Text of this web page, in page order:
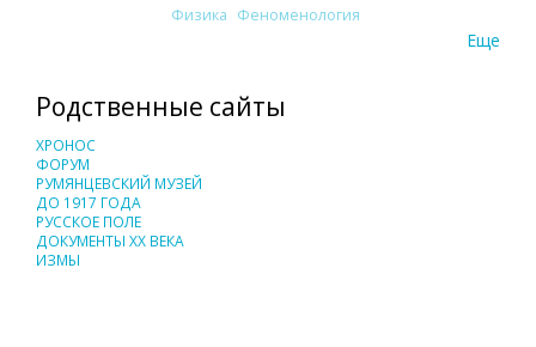
Физика Феноменология
Еще
Родственные сайты
ХРОНОС
ФОРУМ
РУМЯНЦЕВСКИЙ МУЗЕЙ
ДО 1917 ГОДА
РУССКОЕ ПОЛЕ
ДОКУМЕНТЫ XX ВЕКА
ИЗМЫ